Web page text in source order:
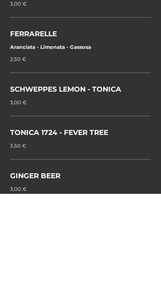
3,00 €
FERRARELLE
Aranciata - Limonata - Gassosa
2,50 €
SCHWEPPES LEMON - TONICA
3,00 €
TONICA 1724 - FEVER TREE
3,50 €
GINGER BEER
3,00 €